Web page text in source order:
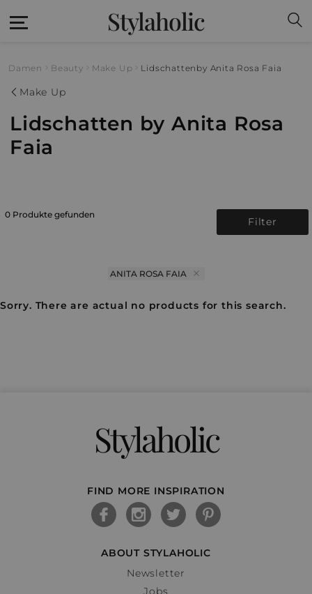
Stylaholic
Damen Beauty Make Up Lidschatten by Anita Rosa Faia
Make Up
Lidschatten by Anita Rosa
Faia
0 Produkte gefunden
Filter
ANITA ROSA FAIA
Sorry. There are actual no products for this search.
Stylaholic
FIND MORE INSPIRATION
ABOUT STYLAHOLIC
Newsletter
Jobs